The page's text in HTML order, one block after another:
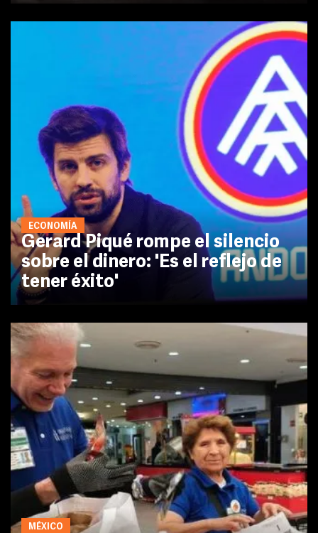
ECONOMÍA
Gerard Piqué rompe el silencio
sobre el dinero: 'Es el reflejo de
tener éxito'
MÉXICO